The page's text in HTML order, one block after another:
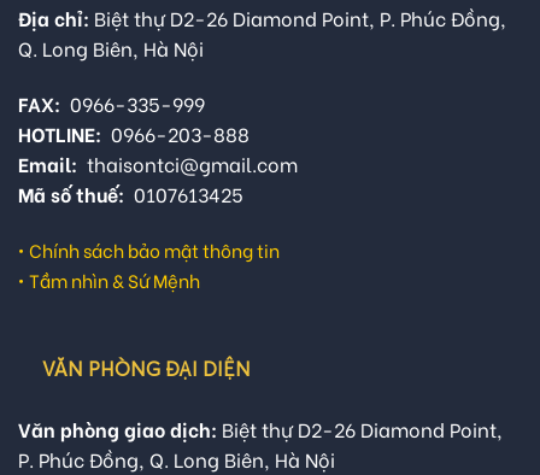
Địa chỉ: Biệt thự D2-26 Diamond Point, P. Phúc Đồng,
Q. Long Biên, Hà Nội
FAX: 0966-335-999
HOTLINE: 0966-203-888
Email: thaisontci@gmail.com
Mã số thuế: 0107613425
• Chính sách bảo mật thông tin
• Tầm nhìn & Sứ Mệnh
VĂN PHÒNG ĐẠI DIỆN
Văn phòng giao dịch: Biệt thự D2-26 Diamond Point,
P. Phúc Đồng, Q. Long Biên, Hà Nội